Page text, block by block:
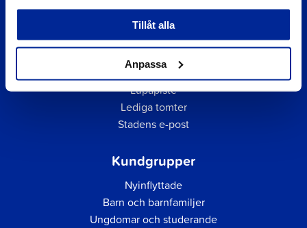
Tillåt alla
Anpassa
Snabblänkar
Företagsregister
Faktureringsadress för inköpsfakturor
Lupapiste
Lediga tomter
Stadens e-post
Kundgrupper
Nyinflyttade
Barn och barnfamiljer
Ungdomar och studerande